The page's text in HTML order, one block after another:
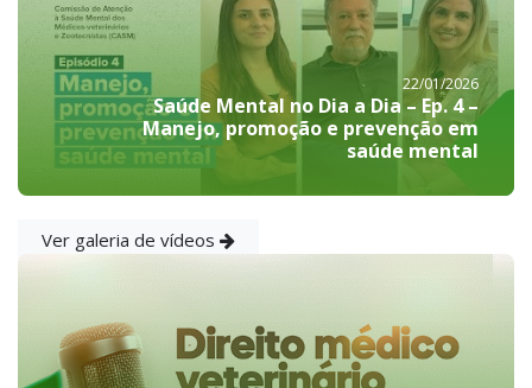
22/01/2026
Saúde Mental no Dia a Dia – Ep. 4 –
Manejo, promoção e prevenção em
saúde mental
Ver galeria de vídeos